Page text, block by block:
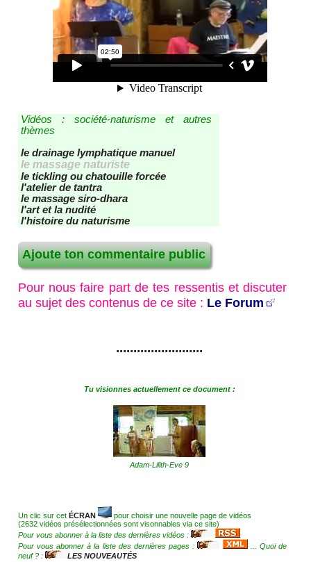
contact - site - forum
Recherche / Plan du site
Vidéos : société-naturisme et autres
thèmes
le drainage lymphatique manuel
le massage naturiste
le tickling ou chatouille forcée
l'atelier de tantra
le massage siro-dhara
l'art et la nudité
l'histoire du naturisme
Ajoute ton commentaire public
Pour nous faire part de tes ressentis et discuter
au sujet des contenus de ce site : Le Forum
.........................
Tu visionnes actuellement ce document :
Adam-Lilith-Eve 9
Un clic sur cet ÉCRAN
pour choisir une nouvelle page de vidéos
(2632 vidéos présélectionnées sont visonnables via ce site)
Pour vous abonner à la liste des dernières vidéos :
Pour vous abonner à la liste des dernières pages :
... Quoi de
neuf ? :
LES NOUVEAUTÉS